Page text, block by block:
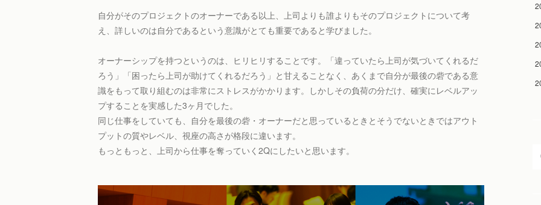
自分がそのプロジェクトのオーナーである以上、上司よりも誰よりもそのプロジェクトについて考
え、詳しいのは自分であるという意識がとても重要であると学びました。
オーナーシップを持つというのは、ヒリヒリすることです。「違っていたら上司が気づいてくれるだ
ろう」「困ったら上司が助けてくれるだろう」と甘えることなく、あくまで自分が最後の砦である意
識をもって取り組むのは非常にストレスがかかります。しかしその負荷の分だけ、確実にレベルアッ
プすることを実感した3ヶ月でした。
同じ仕事をしていても、自分を最後の砦・オーナーだと思っているときとそうでないときではアウト
プットの質やレベル、視座の高さが格段に違います。
もっともっと、上司から仕事を奪っていく2Qにしたいと思います。